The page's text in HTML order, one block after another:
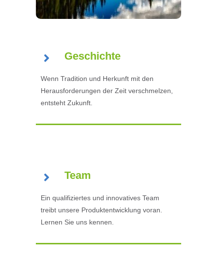
Geschichte
Wenn Tradition und Herkunft mit den
Herausforderungen der Zeit verschmelzen,
entsteht Zukunft.
Team
Ein qualifiziertes und innovatives Team
treibt unsere Produktentwicklung voran.
Lernen Sie uns kennen.